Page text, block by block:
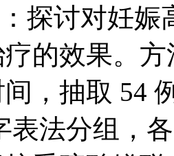
探讨对妊
的效果。方
间，抽取 54
表法分组，